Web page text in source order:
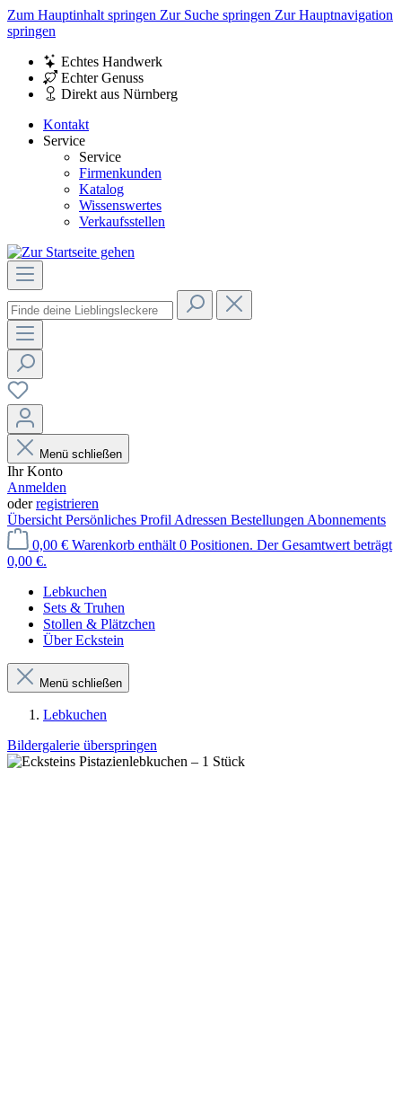
Zum Hauptinhalt springen Zur Suche springen Zur Hauptnavigation
springen
Echtes Handwerk
Echter Genuss
Direkt aus Nürnberg
Kontakt
Service
Service
Firmenkunden
Katalog
Wissenswertes
Verkaufsstellen
Menü schließen
Ihr Konto
Anmelden
oderregistrieren
Übersicht Persönliches Profil Adressen Bestellungen Abonnements
0,00 € Warenkorb enthält 0 Positionen. Der Gesamtwert beträgt
0,00 €.
Lebkuchen
Sets & Truhen
Stollen & Plätzchen
Über Eckstein
Menü schließen
Lebkuchen
Bildergalerie überspringen